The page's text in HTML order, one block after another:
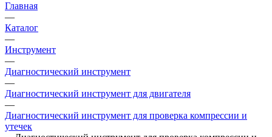
Главная
—
Каталог
—
Инструмент
—
Диагностический инструмент
—
Диагностический инструмент для двигателя
—
Диагностический инструмент для проверка компрессии и
утечек